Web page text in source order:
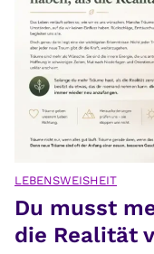
n
i
n
t
o
r
a
z
LEBENSWEISHEIT
Du musst
die Realität